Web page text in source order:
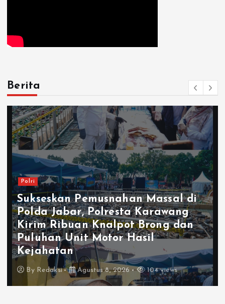
Berita
Polri
Sukseskan Pemusnahan Massal di
Polda Jabar, Polresta Karawang
Kirim Ribuan Knalpot Brong dan
Puluhan Unit Motor Hasil
Kejahatan
By Redaksi Agustus 8, 2026 104 views